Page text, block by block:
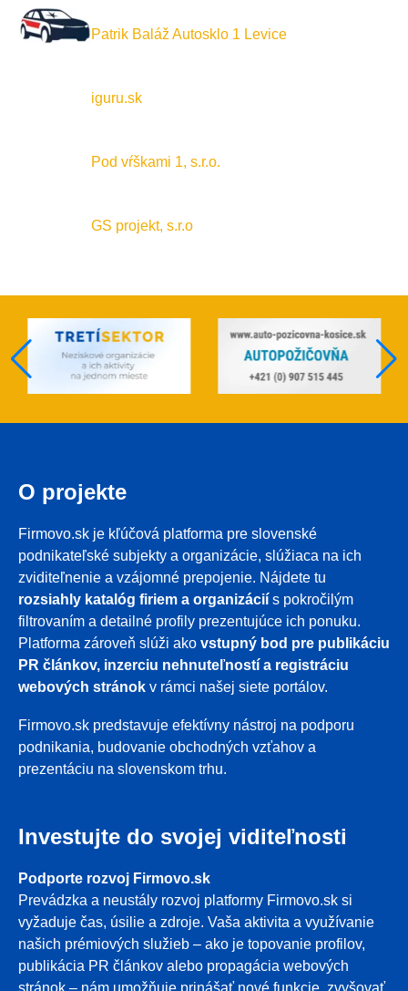
Patrik Baláž Autosklo 1 Levice
iguru.sk
Pod vŕškami 1, s.r.o.
GS projekt, s.r.o
O projekte
Firmovo.sk je kľúčová platforma pre slovenské
podnikateľské subjekty a organizácie, slúžiaca na ich
zviditeľnenie a vzájomné prepojenie. Nájdete tu
rozsiahly katalóg firiem a organizácií s pokročilým
filtrovaním a detailné profily prezentujúce ich ponuku.
Platforma zároveň slúži ako vstupný bod pre publikáciu
PR článkov, inzerciu nehnuteľností a registráciu
webových stránok v rámci našej siete portálov.
Firmovo.sk predstavuje efektívny nástroj na podporu
podnikania, budovanie obchodných vzťahov a
prezentáciu na slovenskom trhu.
Investujte do svojej viditeľnosti
Podporte rozvoj Firmovo.sk
Prevádzka a neustály rozvoj platformy Firmovo.sk si
vyžaduje čas, úsilie a zdroje. Vaša aktivita a využívanie
našich prémiových služieb – ako je topovanie profilov,
publikácia PR článkov alebo propagácia webových
stránok – nám umožňuje prinášať nové funkcie, zvyšovať